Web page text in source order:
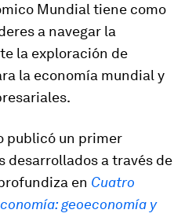
Mundial tiene como
a navegar la
la exploración de
la economía mundial y
publicó un primer
desarrollados a través de
en Cuatro
geoeconomía y